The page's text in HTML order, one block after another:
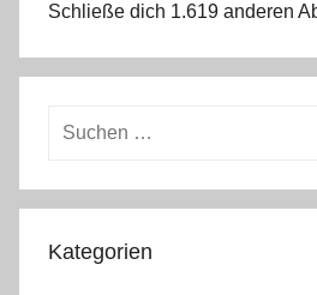
Schließe dich 1.619 anderen
Suchen
Kategorien